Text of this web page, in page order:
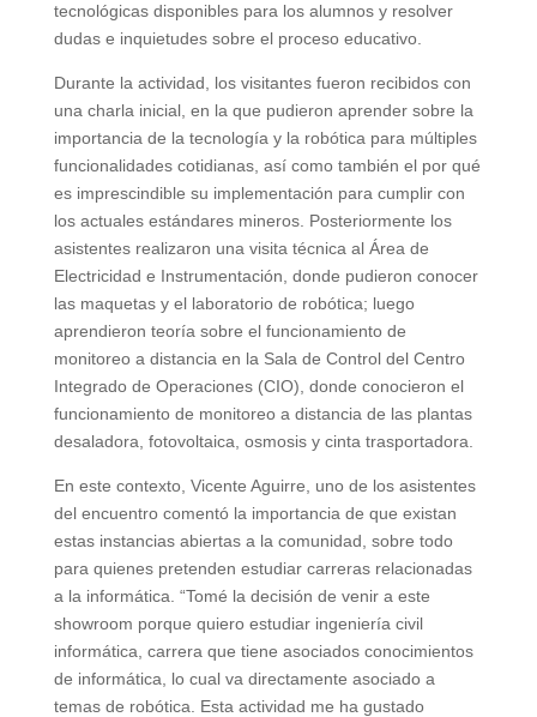
tecnológicas disponibles para los alumnos y resolver
dudas e inquietudes sobre el proceso educativo.
Durante la actividad, los visitantes fueron recibidos con
una charla inicial, en la que pudieron aprender sobre la
importancia de la tecnología y la robótica para múltiples
funcionalidades cotidianas, así como también el por qué
es imprescindible su implementación para cumplir con
los actuales estándares mineros. Posteriormente los
asistentes realizaron una visita técnica al Área de
Electricidad e Instrumentación, donde pudieron conocer
las maquetas y el laboratorio de robótica; luego
aprendieron teoría sobre el funcionamiento de
monitoreo a distancia en la Sala de Control del Centro
Integrado de Operaciones (CIO), donde conocieron el
funcionamiento de monitoreo a distancia de las plantas
desaladora, fotovoltaica, osmosis y cinta trasportadora.
En este contexto, Vicente Aguirre, uno de los asistentes
del encuentro comentó la importancia de que existan
estas instancias abiertas a la comunidad, sobre todo
para quienes pretenden estudiar carreras relacionadas
a la informática. “Tomé la decisión de venir a este
showroom porque quiero estudiar ingeniería civil
informática, carrera que tiene asociados conocimientos
de informática, lo cual va directamente asociado a
temas de robótica. Esta actividad me ha gustado